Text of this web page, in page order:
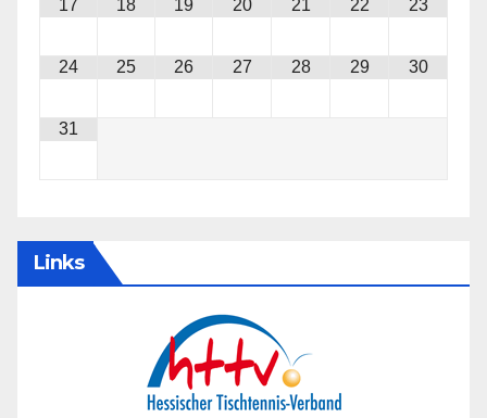
17 18 19 20 21 22 23
24 25 26 27 28 29 30
31
Links